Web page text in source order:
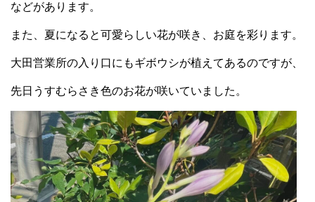
などがあります。
また、夏になると可愛らしい花が咲き、お庭を彩ります。
大田営業所の入り口にもギボウシが植えてあるのですが、
先日うすむらさき色のお花が咲いていました。